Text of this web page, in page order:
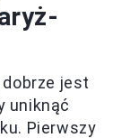
jest
uniknąć
Pierwszy